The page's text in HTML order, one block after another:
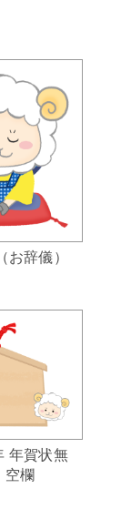
辞儀）
年賀状無
空欄